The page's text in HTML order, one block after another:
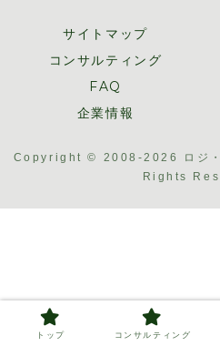
サイトマップ
コンサルティング
FAQ
企業情報
Copyright © 2008-2026 ロジ・
Rights
トップ コンサルティング